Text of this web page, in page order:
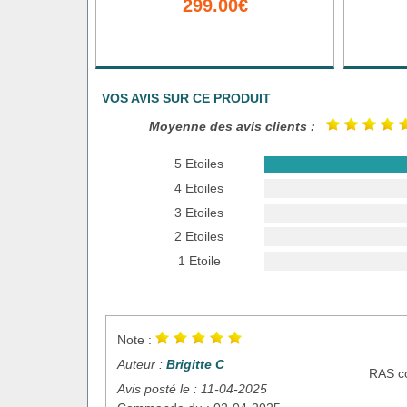
299.00€
VOS AVIS SUR CE PRODUIT
Moyenne des avis clients :
5 Etoiles
4 Etoiles
3 Etoiles
2 Etoiles
1 Etoile
Note :
Auteur : Brigitte C
Avis posté le : 11-04-2025
RAS